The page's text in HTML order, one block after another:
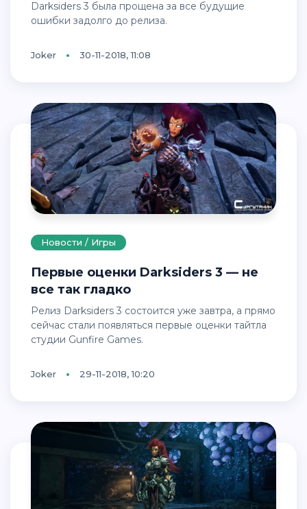
Darksiders 3 была прощена за все будущие
ошибки задолго до релиза.
Joker 30-11-2018, 11:08
Новости / Игры
Первые оценки Darksiders 3 — не
все так гладко
Релиз Darksiders 3 состоится уже завтра, а прямо
сейчас стали появляться первые оценки тайтла
студии Gunfire Games.
Joker 29-11-2018, 10:20